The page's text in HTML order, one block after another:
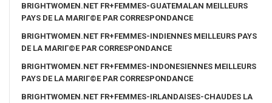
BRIGHTWOMEN.NET FR+FEMMES-GUATEMALAN MEILLEURS
PAYS DE LA MARIГ©E PAR CORRESPONDANCE
BRIGHTWOMEN.NET FR+FEMMES-INDIENNES MEILLEURS PAYS
DE LA MARIГ©E PAR CORRESPONDANCE
BRIGHTWOMEN.NET FR+FEMMES-INDONESIENNES MEILLEURS
PAYS DE LA MARIГ©E PAR CORRESPONDANCE
BRIGHTWOMEN.NET FR+FEMMES-IRLANDAISES-CHAUDES LA